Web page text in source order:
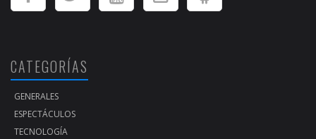
CATEGORÍAS
GENERALES
ESPECTÁCULOS
TECNOLOGÍA